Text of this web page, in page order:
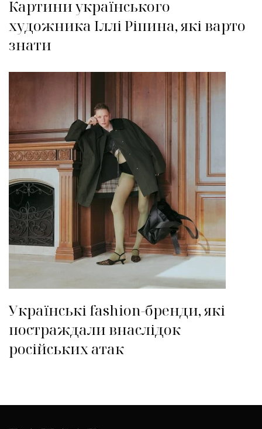
Картини українського
художника Іллі Ріпина, які варто
знати
Українські fashion-бренди, які
постраждали внаслідок
російських атак